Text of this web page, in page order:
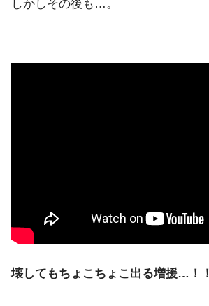
しかしその後も…。
壊してもちょこちょこ出る増援…！！